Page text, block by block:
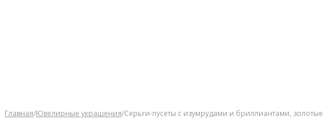
Главная/Ювелирные украшения/Серьги-пусеты с изумрудами и бриллиантами, золотые